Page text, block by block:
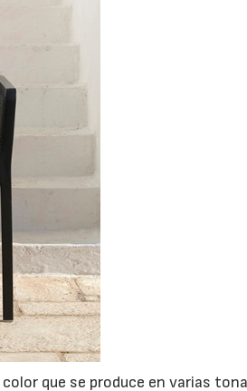
que se produce en varias